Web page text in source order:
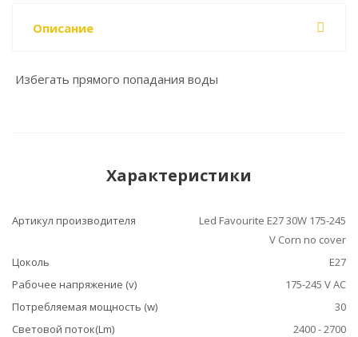
Описание
Избегать прямого попадания воды
Характеристики
Артикул производителя
Led Favourite E27 30W 175-245
V Corn no cover
Цоколь
E27
Рабочее напряжение (v)
175-245 V AC
Потребляемая мощность (w)
30
Световой поток(Lm)
2400 - 2700